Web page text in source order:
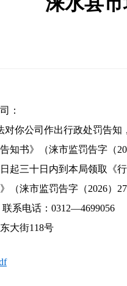
：
对你公司作出行政处罚告
知书》（涞市监罚告字（
起三十日内到本局领取《
（涞市监罚告字（2026）
系电话：0312—4699056
大街118号